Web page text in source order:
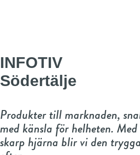
INFOTIV
Södertälje
Produkter till marknaden,
med känsla för helheten.
skarp hjärna blir vi den